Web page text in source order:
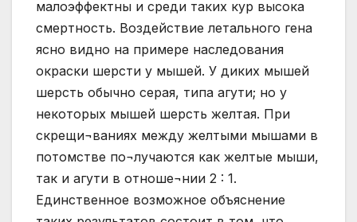
малоэффектны и среди таких кур высока
смертность. Воздействие летального гена
ясно видно на примере наследования
окраски шерсти у мышей. У диких мышей
шерсть обычно серая, типа агути; но у
некоторых мышей шерсть желтая. При
скрещи¬ваниях между желтыми мышами в
потомстве по¬лучаются как желтые мыши,
так и агути в отноше¬нии 2 : 1.
Единственное возможное объяснение